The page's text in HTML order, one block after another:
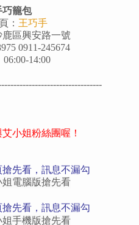
巧籠包
： 王巧手
區興安路一號
0911-245674
14:00
小姐粉絲團喔！
先看，訊息不漏勾
先看，訊息不漏勾